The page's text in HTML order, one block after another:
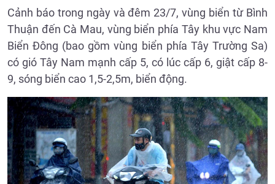
Cảnh báo trong ngày và đêm 23/7, vùng biển từ Bình
Thuận đến Cà Mau, vùng biển phía Tây khu vực Nam
Biển Đông (bao gồm vùng biển phía Tây Trường Sa)
có gió Tây Nam mạnh cấp 5, có lúc cấp 6, giật cấp 8-
9, sóng biển cao 1,5-2,5m, biển động.